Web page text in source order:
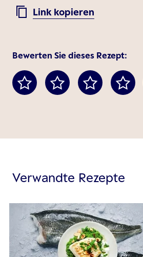
Link kopieren
Bewerten Sie dieses Rezept:
Verwandte Rezepte